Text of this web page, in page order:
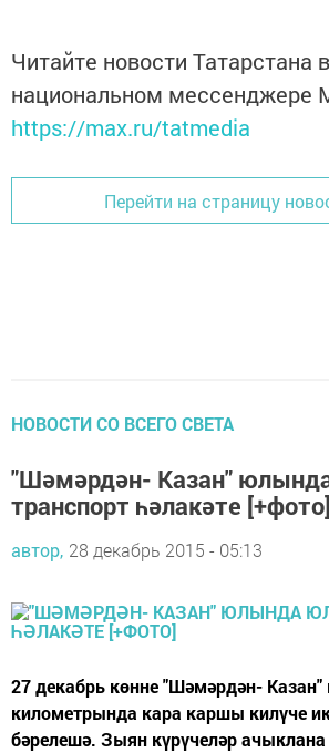
Читайте новости Татарстана в
национальном мессенджере
https://max.ru/tatmedia
Перейти на страницу
НОВОСТИ СО ВСЕГО СВЕТА
"Шәмәрдән- Казан"
транспорт һәлакәте [+фото]
автор, 28 декабрь 2015 - 05:13
27 декабрь көнне "Шәмәрдән-
километрында кара каршы килүче
бәрелешә. Зыян күрүчеләр